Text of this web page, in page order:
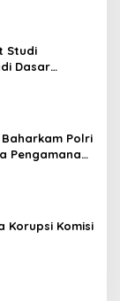
Studi
Dasar
Baharkam Polri
Pengamanan
Korupsi Komisi